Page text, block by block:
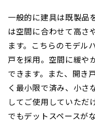
一般的に建具は既製品
は空間に合わせて高さ
ます。こちらのモデル
戸を採用。空間に緩や
できます。また、開き
く最小限で済み、小さ
してご使用していただ
でもデットスペースが